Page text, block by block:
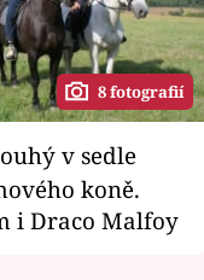
8 fotografií
koně.
i Draco Malfoy